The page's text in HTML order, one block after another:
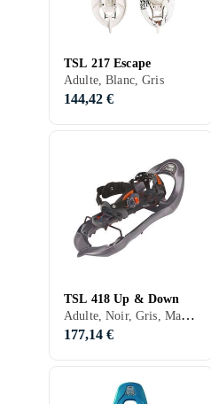
TSL 217 Escape
Adulte, Blanc, Gris
144,42 €
TSL 418 Up & Down
Adulte, Noir, Gris, Marron, Bleu, Rouge, Jaune, Orange
177,14 €